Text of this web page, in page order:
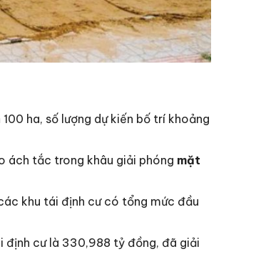
ha, số lượng dự kiến bố trí khoảng
ách tắc trong khâu giải phóng mặt
khu tái định cư có tổng mức đầu
định cư là 330,988 tỷ đồng, đã giải